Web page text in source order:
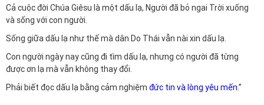
Cả cuộc đời Chúa Giêsu là một dấu lạ, Người đã bỏ ngai Trời xuống
và sống với con người.
Sống giữa dấu lạ như thế mà dân Do Thái vẫn nài xin dấu lạ.
Con người ngày nay cũng đi tìm dấu lạ, nhưng có người đã từng
được ơn lạ mà vẫn không thay đổi.
Phải biết đọc dấu lạ bằng cảm nghiệm đức tin và lòng yêu mến.”